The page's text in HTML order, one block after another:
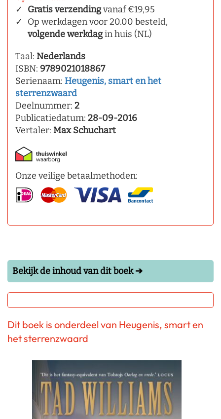
Gratis verzendingvanaf €19,95
Op werkdagen voor 20.00 besteld,
volgende werkdagin huis (NL)
Taal: Nederlands
ISBN: 9789021018867
Serienaam: Heugenis, smart en het
sterrenzwaard
Deelnummer: 2
Publicatiedatum: 28-09-2016
Vertaler: Max Schuchart
Onze veilige betaalmethoden:
Bekijk de inhoud van dit boek ➔
Dit boek is onderdeel van Heugenis, smart en
het sterrenzwaard